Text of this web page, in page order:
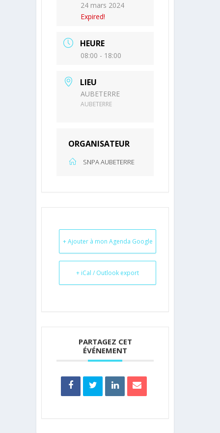
24 mars 2024
Expired!
HEURE
08:00 - 18:00
LIEU
AUBETERRE
AUBETERRE
ORGANISATEUR
SNPA AUBETERRE
+ Ajouter à mon Agenda Google
+ iCal / Outlook export
PARTAGEZ CET
ÉVÉNEMENT